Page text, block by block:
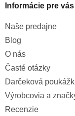
Informácie pre vás
Naše predajne
Blog
O nás
Časté otázky
Darčeková
Výrobcovia a
Recenzie